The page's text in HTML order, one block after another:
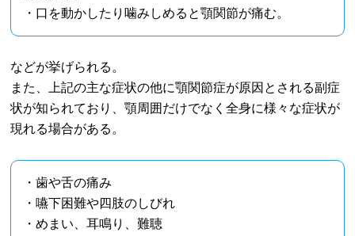
・口を動かしたり噛みしめると顎関節が痛む。
などが挙げられる。
また、上記の主な症状の他に顎関節症が原因とされる副症
状が知られており、顎周囲だけでなく全身に様々な症状が
現れる場合がある。
・歯や舌の痛み
・嚥下困難や四肢のしびれ
・めまい、耳鳴り、難聴